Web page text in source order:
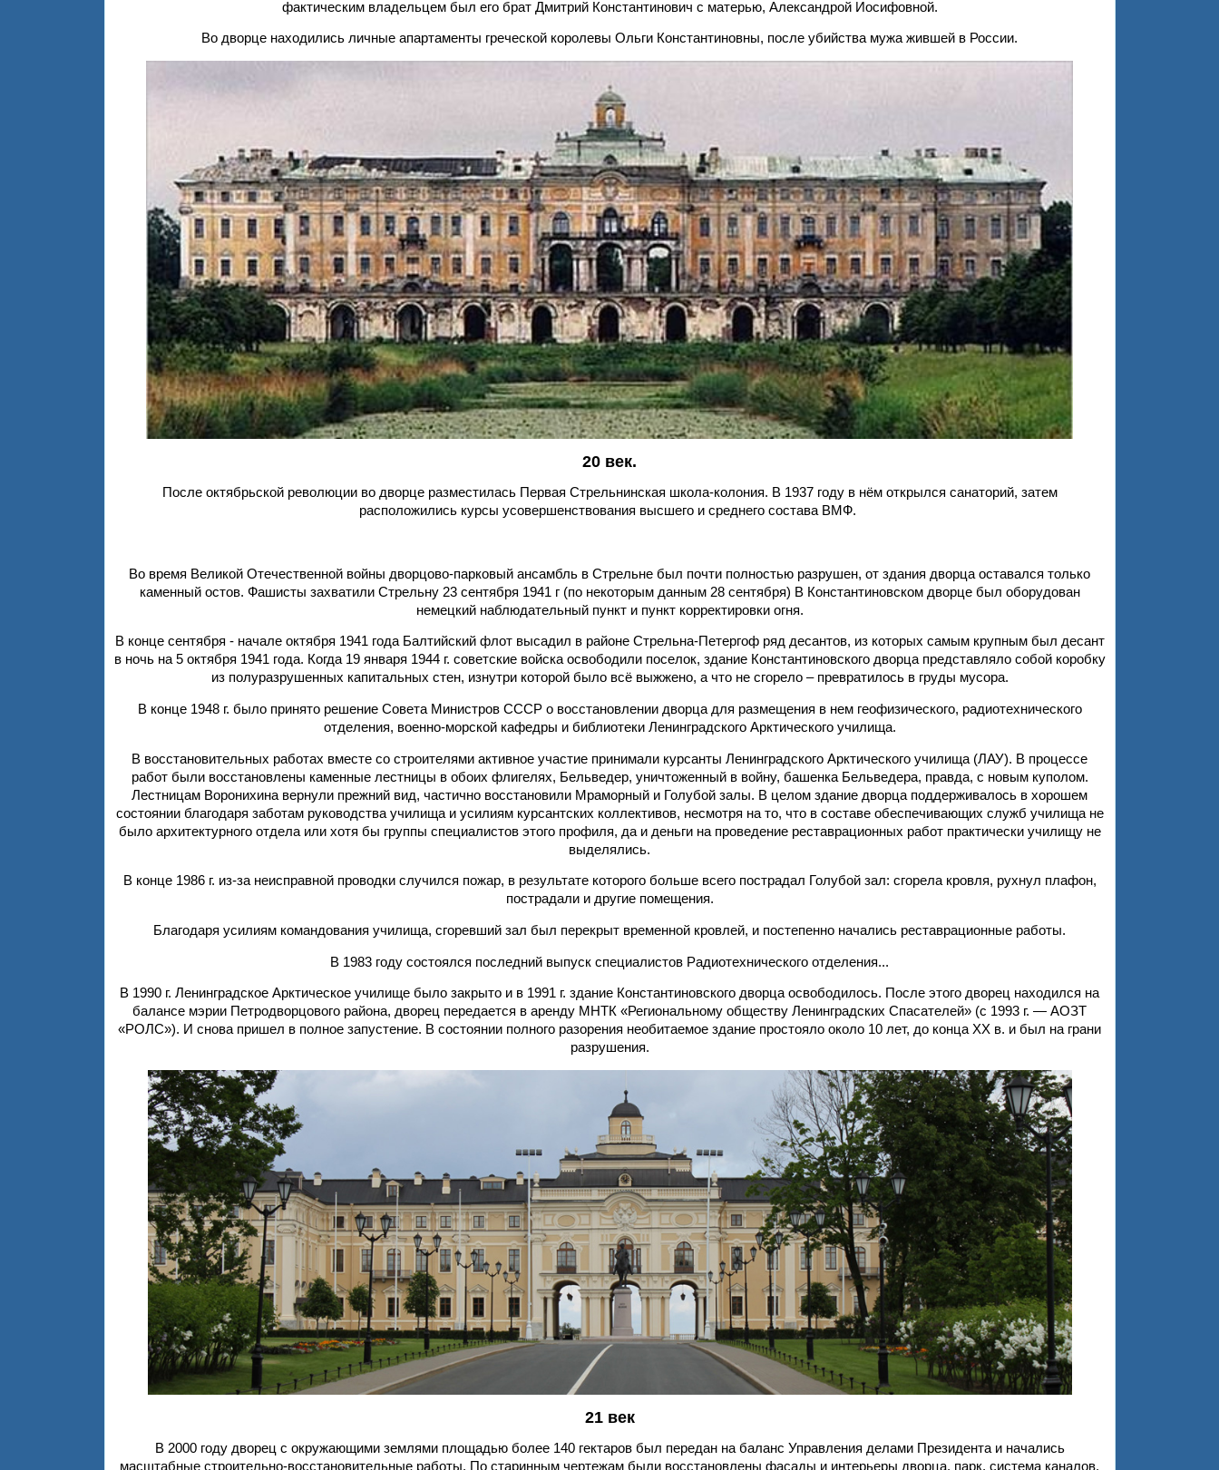
фактическим владельцем был его брат Дмитрий Константинович с матерью, Александрой Иосифовной.
Во дворце находились личные апартаменты греческой королевы Ольги Константиновны, после убийства мужа жившей в России.
20 век.
После октябрьской революции во дворце разместилась Первая Стрельнинская школа-колония. В 1937 году в нём открылся санаторий, затем
расположились курсы усовершенствования высшего и среднего состава ВМФ.
Во время Великой Отечественной войны дворцово-парковый ансамбль в Стрельне был почти полностью разрушен, от здания дворца оставался только
каменный остов. Фашисты захватили Стрельну 23 сентября 1941 г (по некоторым данным 28 сентября) В Константиновском дворце был оборудован
немецкий наблюдательный пункт и пункт корректировки огня.
В конце сентября - начале октября 1941 года Балтийский флот высадил в районе Стрельна-Петергоф ряд десантов, из которых самым крупным был десант
в ночь на 5 октября 1941 года. Когда 19 января 1944 г. советские войска освободили поселок, здание Константиновского дворца представляло собой коробку
из полуразрушенных капитальных стен, изнутри которой было всё выжжено, а что не сгорело – превратилось в груды мусора.
В конце 1948 г. было принято решение Совета Министров СССР о восстановлении дворца для размещения в нем геофизического, радиотехнического
отделения, военно-морской кафедры и библиотеки Ленинградского Арктического училища.
В восстановительных работах вместе со строителями активное участие принимали курсанты Ленинградского Арктического училища (ЛАУ). В процессе
работ были восстановлены каменные лестницы в обоих флигелях, Бельведер, уничтоженный в войну, башенка Бельведера, правда, с новым куполом.
Лестницам Воронихина вернули прежний вид, частично восстановили Мраморный и Голубой залы. В целом здание дворца поддерживалось в хорошем
состоянии благодаря заботам руководства училища и усилиям курсантских коллективов, несмотря на то, что в составе обеспечивающих служб училища не
было архитектурного отдела или хотя бы группы специалистов этого профиля, да и деньги на проведение реставрационных работ практически училищу не
выделялись.
В конце 1986 г. из-за неисправной проводки случился пожар, в результате которого больше всего пострадал Голубой зал: сгорела кровля, рухнул плафон,
пострадали и другие помещения.
Благодаря усилиям командования училища, сгоревший зал был перекрыт временной кровлей, и постепенно начались реставрационные работы.
В 1983 году состоялся последний выпуск специалистов Радиотехнического отделения...
В 1990 г. Ленинградское Арктическое училище было закрыто и в 1991 г. здание Константиновского дворца освободилось. После этого дворец находился на
балансе мэрии Петродворцового района, дворец передается в аренду МНТК «Региональному обществу Ленинградских Спасателей» (с 1993 г. — АОЗТ
«РОЛС»). И снова пришел в полное запустение. В состоянии полного разорения необитаемое здание простояло около 10 лет, до конца XX в. и был на грани
разрушения.
21 век
В 2000 году дворец с окружающими землями площадью более 140 гектаров был передан на баланс Управления делами Президента и начались
масштабные строительно-восстановительные работы. По старинным чертежам были восстановлены фасады и интерьеры дворца, парк, система каналов.